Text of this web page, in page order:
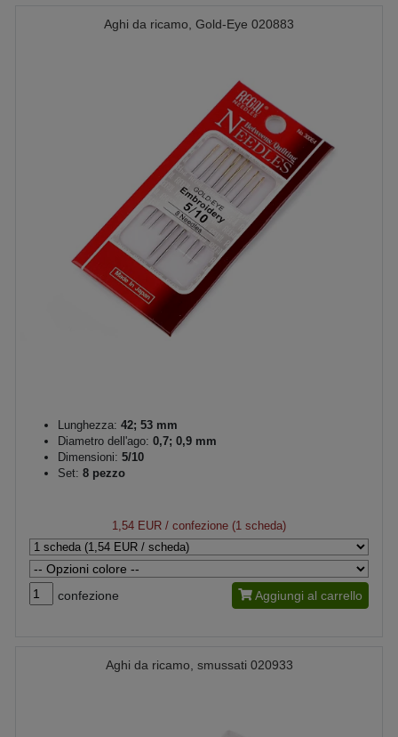
Aghi da ricamo, Gold-Eye 020883
Lunghezza: 42; 53 mm
Diametro dell'ago: 0,7; 0,9 mm
Dimensioni: 5/10
Set: 8 pezzo
1,54 EUR / confezione (1 scheda)
confezione Aggiungi al carrello
Aghi da ricamo, smussati 020933